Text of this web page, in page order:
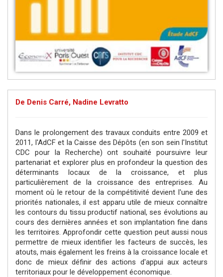
De Denis Carré, Nadine Levratto
Dans le prolongement des travaux conduits entre 2009 et
2011, l'AdCF et la Caisse des Dépôts (en son sein l'Institut
CDC pour la Recherche) ont souhaité poursuivre leur
partenariat et explorer plus en profondeur la question des
déterminants locaux de la croissance, et plus
particulièrement de la croissance des entreprises. Au
moment où le retour de la compétitivité devient l'une des
priorités nationales, il est apparu utile de mieux connaître
les contours du tissu productif national, ses évolutions au
cours des dernières années et son implantation fine dans
les territoires. Approfondir cette question peut aussi nous
permettre de mieux identifier les facteurs de succès, les
atouts, mais également les freins à la croissance locale et
donc de mieux définir des actions d'appui aux acteurs
territoriaux pour le développement économique.